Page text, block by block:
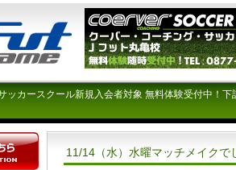
ッカースクール新規入会者対象 無料体験受付中！
11/14（水）水曜マッチメイクで